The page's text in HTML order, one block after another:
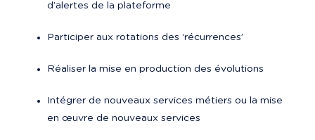
d’alertes de la plateforme
Participer aux rotations des ‘récurrences’
Réaliser la mise en production des évolutions
Intégrer de nouveaux services métiers ou la mise
en œuvre de nouveaux services